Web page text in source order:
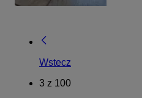
Wstecz
3 z 100